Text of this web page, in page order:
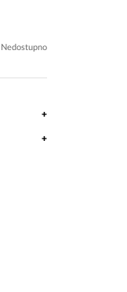
Nedostupno
+
+